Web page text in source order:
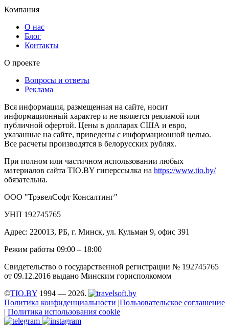
Компания
О нас
Блог
Контакты
О проекте
Вопросы и ответы
Реклама
Вся информация, размещенная на сайте, носит
информационный характер и не является рекламой или
публичной офертой. Цены в долларах США и евро,
указанные на сайте, приведены с информационной целью.
Все расчеты производятся в белорусских рублях.
При полном или частичном использовании любых
материалов сайта TIO.BY гиперссылка на https://www.tio.by/
обязательна.
ООО "ТрэвелСофт Консалтинг"
УНП 192745765
Адрес: 220013, РБ, г. Минск, ул. Кульман 9, офис 391
Режим работы 09:00 – 18:00
Свидетельство о государственной регистрации № 192745765
от 09.12.2016 выдано Минским горисполкомом
©TIO.BY 1994 — 2026.
Политика конфиденциальности |Пользовательское соглашение
| Политика использования cookie